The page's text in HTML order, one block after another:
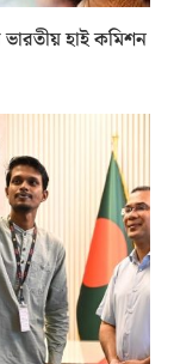
ভারতীয় হাই কমিশন